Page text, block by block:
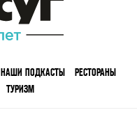
НАШИ ПОДКАСТЫ
РЕСТОРАНЫ
ТУРИЗМ